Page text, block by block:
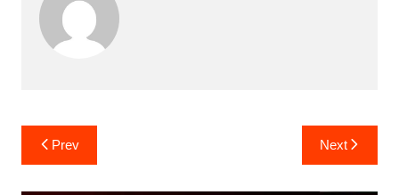
Post
navigation
Prev Next